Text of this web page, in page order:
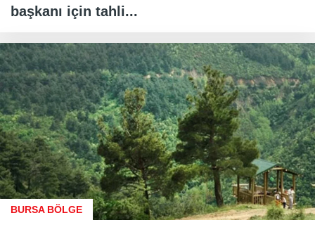
başkanı için tahli...
BURSA BÖLGE